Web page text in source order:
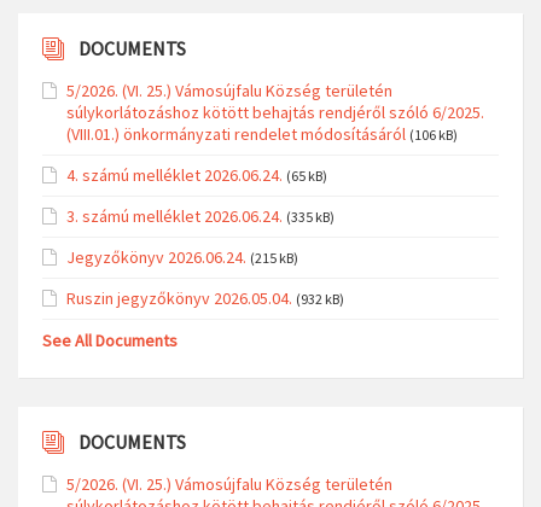
DOCUMENTS
5/2026. (VI. 25.) Vámosújfalu Község területén
súlykorlátozáshoz kötött behajtás rendjéről szóló 6/2025.
(VIII.01.) önkormányzati rendelet módosításáról (106 kB)
4. számú melléklet 2026.06.24. (65 kB)
3. számú melléklet 2026.06.24. (335 kB)
Jegyzőkönyv 2026.06.24. (215 kB)
Ruszin jegyzőkönyv 2026.05.04. (932 kB)
See All Documents
DOCUMENTS
5/2026. (VI. 25.) Vámosújfalu Község területén